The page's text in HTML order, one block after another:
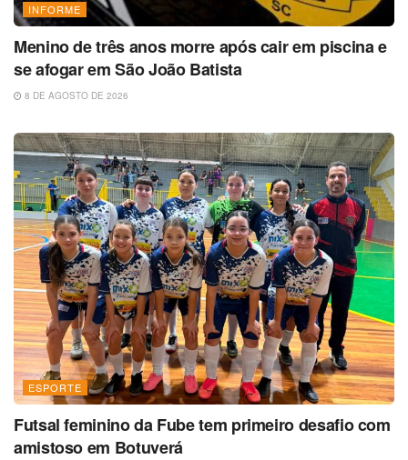
INFORME
Menino de três anos morre após cair em piscina e
se afogar em São João Batista
8 DE AGOSTO DE 2026
ESPORTE
Futsal feminino da Fube tem primeiro desafio com
amistoso em Botuverá